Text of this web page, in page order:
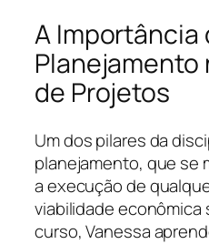
A Importância
Planejamento
de Projetos
Um dos pilares da
planejamento, que se
a execução de
viabilidade econômica
curso, Vanessa